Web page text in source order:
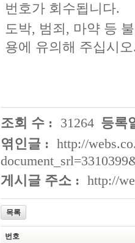
번호가 회수됩니다.
도박, 범죄, 마약 등
용에 유의해 주십시
조회 수 : 31264 등록
엮인글 : http://
게시글 주소 : http://
목록
번호